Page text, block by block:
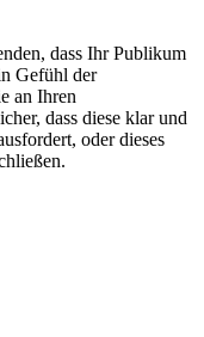
dass Ihr Publikum
Gefühl der
an Ihren
dass diese klar und
oder dieses